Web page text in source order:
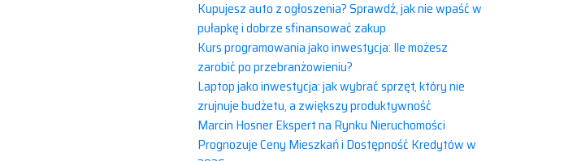
Kupujesz auto z ogłoszenia? Sprawdź, jak nie wpaść w
pułapkę i dobrze sfinansować zakup
Kurs programowania jako inwestycja: Ile możesz
zarobić po przebranżowieniu?
Laptop jako inwestycja: jak wybrać sprzęt, który nie
zrujnuje budżetu, a zwiększy produktywność
Marcin Hosner Ekspert na Rynku Nieruchomości
Prognozuje Ceny Mieszkań i Dostępność Kredytów w